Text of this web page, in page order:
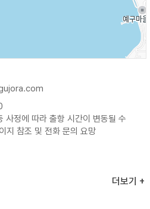
사정에 따라 출항 시간이 변동될 수
지 참조 및 전화 문의 요망
더보기